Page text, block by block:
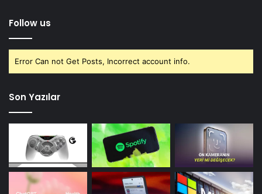
Follow us
Error Can not Get Posts, Incorrect account info.
Son Yazılar